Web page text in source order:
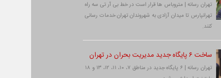
تهران رسانه | متروباس ها قرار است در خط بی آر تی سه راه
تهرانپارس تا میدان آزادی به شهروندان تهران خدمات رسانی
کنند.
ساخت ۶ پایگاه جدید مدیریت بحران در تهران
تهران رسانه | ۶ پایگاه جدید در مناطق ۷، ۱۰، ۱۱، ۱۲، ۱۳ و ۱۸